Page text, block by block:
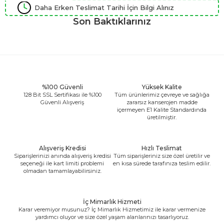
Daha Erken Teslimat Tarihi İçin Bilgi Alınız
Son Baktıklarınız
%100 Güvenli
128 Bit SSL Sertifikası ile %100
Güvenli Alışveriş
Yüksek Kalite
Tüm ürünlerimiz çevreye ve sağlığa
zararsız kanserojen madde
içermeyen E1 Kalite Standardında
üretilmiştir.
Alışveriş Kredisi
Siparişlerinizi anında alışveriş kredisi
seçeneği ile kart limiti problemi
olmadan tamamlayabilirsiniz.
Hızlı Teslimat
Tüm siparişleriniz size özel üretilir ve
en kısa sürede tarafınıza teslim edilir.
İç Mimarlık Hizmeti
Karar veremiyor musunuz? İç Mimarlık Hizmetimiz ile karar vermenize
yardımcı oluyor ve size özel yaşam alanlarınızı tasarlıyoruz.